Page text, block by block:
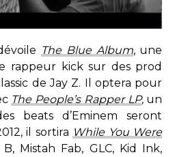
The Blue Album, une
rappeur kick sur des prod
de Jay Z. Il optera pour
The People’s Rapper LP, un
beats d’Eminem seront
il sortira While You Were
Mistah Fab, GLC, Kid Ink,